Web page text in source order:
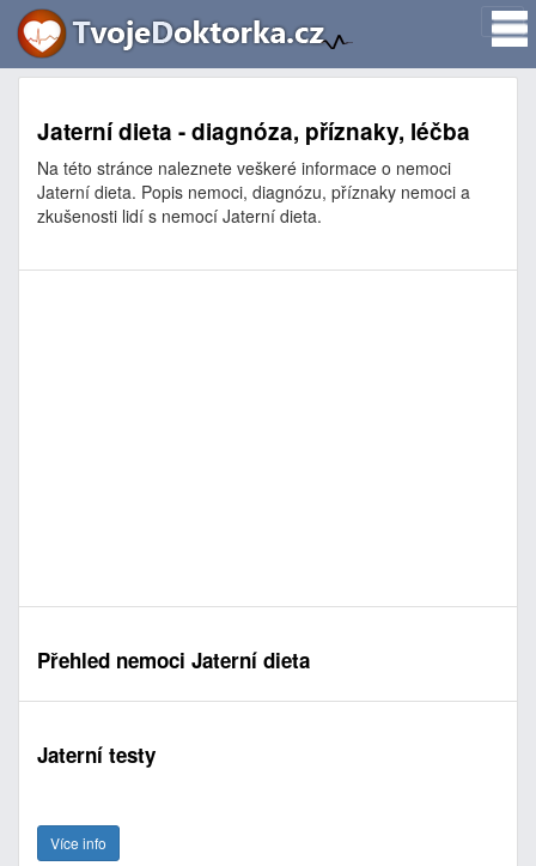
Jaterní dieta - diagnóza, příznaky, léčba
Na této stránce naleznete veškeré informace o nemoci
Jaterní dieta. Popis nemoci, diagnózu, příznaky nemoci a
zkušenosti lidí s nemocí Jaterní dieta.
Přehled nemoci Jaterní dieta
Jaterní testy
Více info